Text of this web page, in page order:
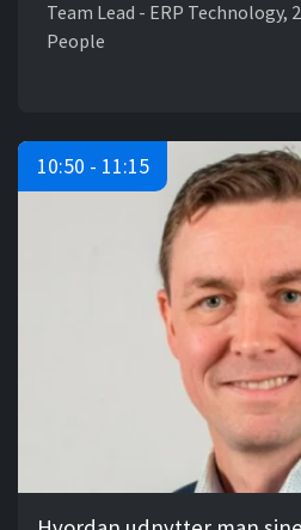
Team Lead - ERP Technology,
People
10:50 - 11:15